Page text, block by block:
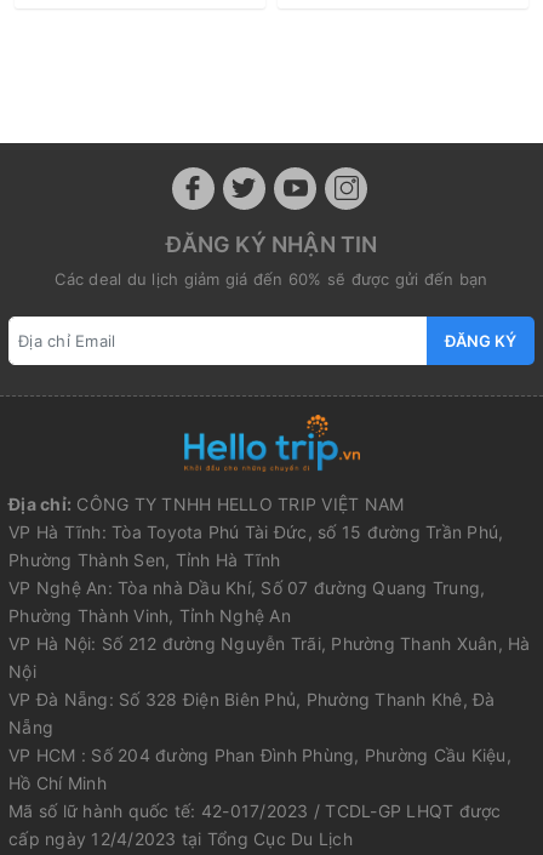
ĐĂNG KÝ NHẬN TIN
Các deal du lịch giảm giá đến 60% sẽ được gửi đến bạn
ĐĂNG KÝ
Địa chỉ: CÔNG TY TNHH HELLO TRIP VIỆT NAM
VP Hà Tĩnh: Tòa Toyota Phú Tài Đức, số 15 đường Trần Phú,
Phường Thành Sen, Tỉnh Hà Tĩnh
VP Nghệ An: Tòa nhà Dầu Khí, Số 07 đường Quang Trung,
Phường Thành Vinh, Tỉnh Nghệ An
VP Hà Nội: Số 212 đường Nguyễn Trãi, Phường Thanh Xuân, Hà
Nội
VP Đà Nẵng: Số 328 Điện Biên Phủ, Phường Thanh Khê, Đà
Nẵng
VP HCM : Số 204 đường Phan Đình Phùng, Phường Cầu Kiệu,
Hồ Chí Minh
Mã số lữ hành quốc tế: 42-017/2023 / TCDL-GP LHQT được
cấp ngày 12/4/2023 tại Tổng Cục Du Lịch